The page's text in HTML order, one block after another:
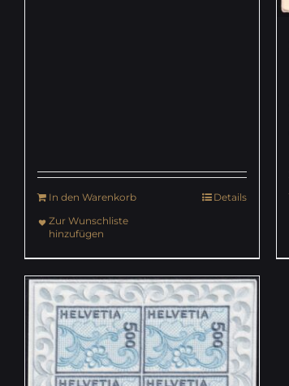
In den Warenkorb
Details
Zur Wunschliste
hinzufügen